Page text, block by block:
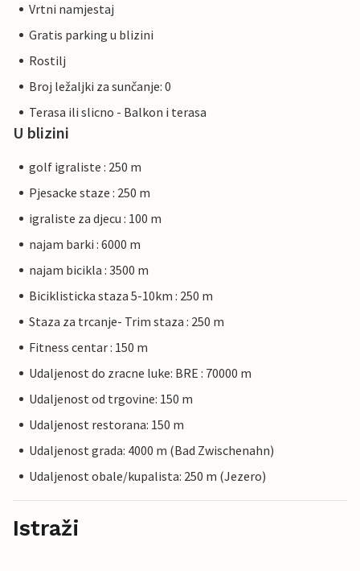
Vrtni namjestaj
Gratis parking u blizini
Rostilj
Broj ležaljki za sunčanje: 0
Terasa ili slicno - Balkon i terasa
U blizini
golf igraliste : 250 m
Pjesacke staze : 250 m
igraliste za djecu : 100 m
najam barki : 6000 m
najam bicikla : 3500 m
Biciklisticka staza 5-10km : 250 m
Staza za trcanje- Trim staza : 250 m
Fitness centar : 150 m
Udaljenost do zracne luke: BRE : 70000 m
Udaljenost od trgovine: 150 m
Udaljenost restorana: 150 m
Udaljenost grada: 4000 m (Bad Zwischenahn)
Udaljenost obale/kupalista: 250 m (Jezero)
Istraži